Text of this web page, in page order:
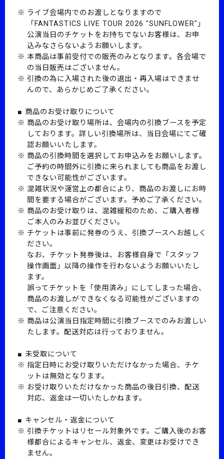
ライブ会場内でのお渡しとなりますので
「FANTASTICS LIVE TOUR 2026 "SUNFLOWER"」
公演当日のチケットをお持ちでないお客様は、お申
込みなさらないようお願いします。
本商品は事前受付での販売のみとなります。各会場で
の当日販売はございません。
引換の為に入場された後の退出・再入場はできませ
んので、あらかじめご了承ください。
■ 商品のお受け取りについて
商品のお受け取り場所は、会場内の引換ブースを予定
しております。詳しい引換場所は、当日会場にてご確
認お願いいたします。
商品の引換時間を選択してお申込みをお願いします。
ご予約の時間外に引換に来られましても商品をお渡し
できない可能性がございます。
混雑状況や運営上の都合により、商品のお渡しにお時
間を要する場合がございます。予めご了承ください。
商品のお受け取りは、混雑緩和のため、ご購入者様
ご本人のみお並びください。
チケットは事前に発券のうえ、引換ブースへお越しく
ださい。
なお、チケット発券後は、お客様自身で「スタッフ
操作画面」以降の操作を行わないようお願いいたし
ます。
誤ってチケットを「使用済み」にしてしまった場合、
商品のお渡しができなくなる可能性がございますの
で、ご注意ください。
商品は公演当日指定時間に引換ブースでのみお渡しい
たします。配送対応は行っておりません。
■ 未受取について
指定日時にお受け取りいただけなかった場合、チケ
ットは無効となります。
お受け取りいただけなかった商品の後日引換、配送
対応、返金は一切いたしかねます。
■ キャンセル・返金について
引換チケットはリセール対象外です。ご購入後のお客
様都合によるキャンセル、返金、変更はお受けでき
ません。